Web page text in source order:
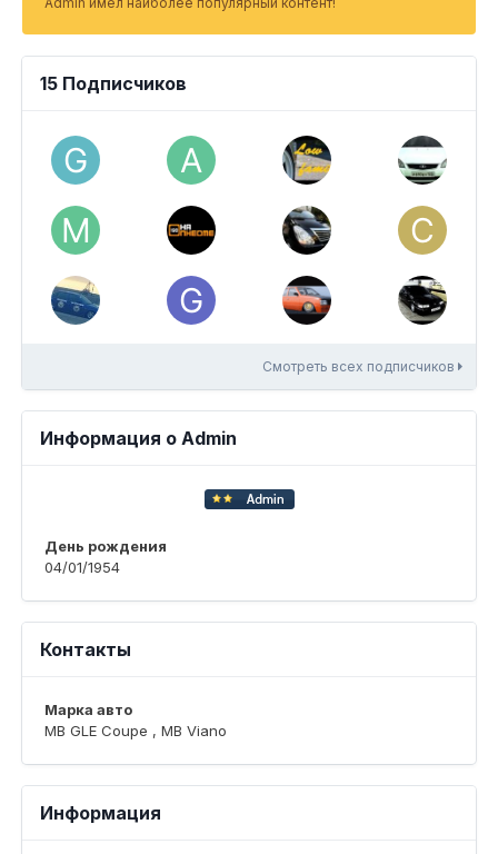
15 Подписчиков
Смотреть всех подписчиков
Информация о Admin
День рождения
04/01/1954
Контакты
Марка авто
MB GLE Coupe , MB Viano
Информация